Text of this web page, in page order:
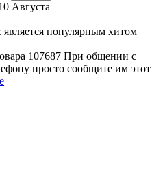
Августа
популярным хитом
107687 При общении с
просто сообщите им этот